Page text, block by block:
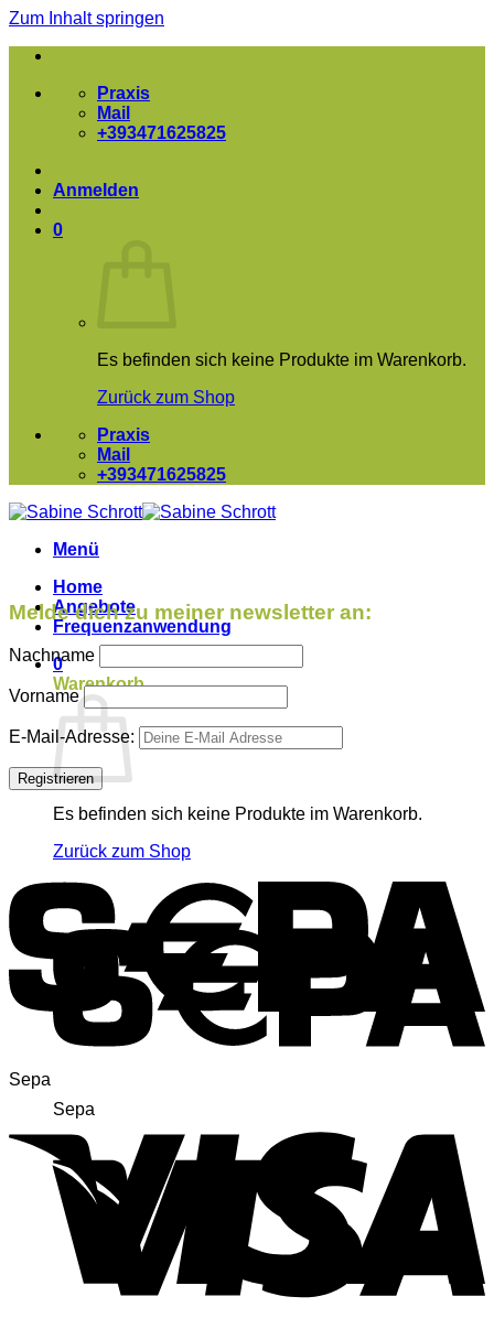
Zum Inhalt springen
Praxis
Mail
+393471625825
Anmelden
0
Es befinden sich keine Produkte im Warenkorb.
Zurück zum Shop
Praxis
Mail
+393471625825
Menü
Home
Angebote
Frequenzanwendung
0
Warenkorb
Es befinden sich keine Produkte im Warenkorb.
Zurück zum Shop
Sepa
Melde dich zu meiner newsletter an:
Nachname
Vorname
E-Mail-Adresse:
Sepa